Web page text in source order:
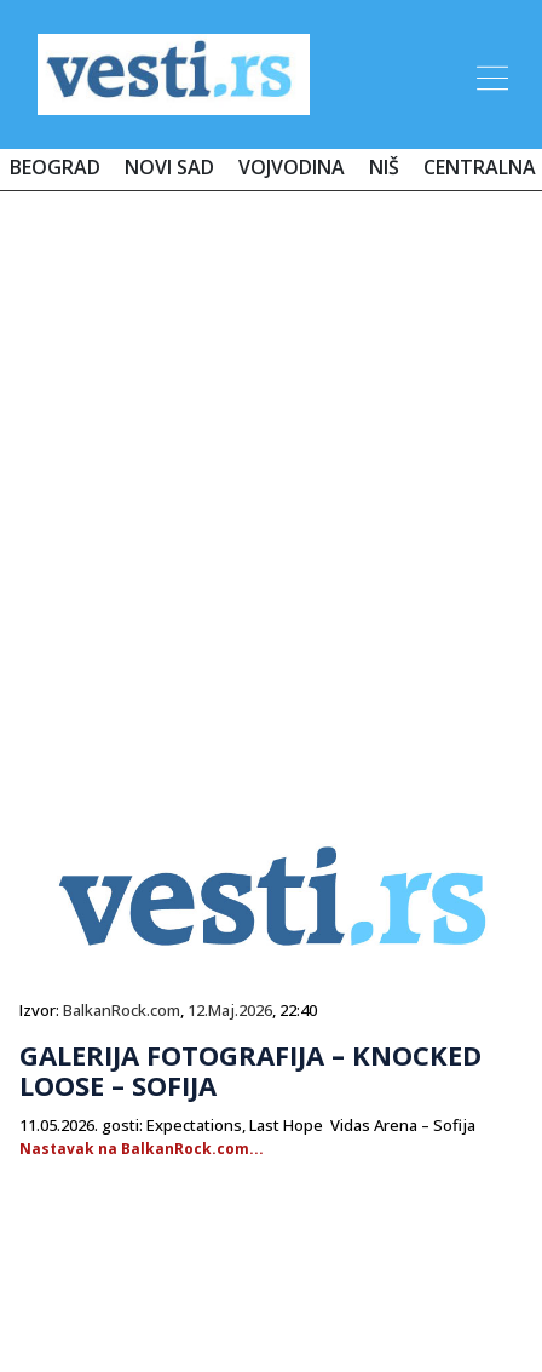
BEOGRAD NOVI SAD VOJVODINA NIŠ CENTRALNA
Izvor: BalkanRock.com, 12.Maj.2026, 22:40
GALERIJA FOTOGRAFIJA – KNOCKED
LOOSE – SOFIJA
11.05.2026. gosti: Expectations, Last Hope Vidas Arena – Sofija
Nastavak na BalkanRock.com...